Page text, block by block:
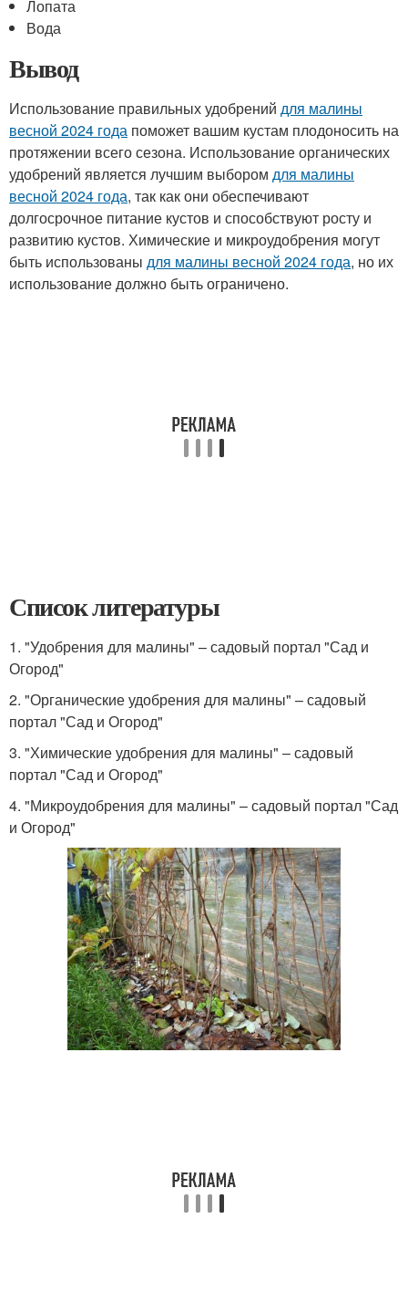
Лопата
Вода
Вывод
Использование правильных удобрений для малины
весной 2024 года поможет вашим кустам плодоносить на
протяжении всего сезона. Использование органических
удобрений является лучшим выбором для малины
весной 2024 года, так как они обеспечивают
долгосрочное питание кустов и способствуют росту и
развитию кустов. Химические и микроудобрения могут
быть использованы для малины весной 2024 года, но их
использование должно быть ограничено.
Список литературы
1. "Удобрения для малины" – садовый портал "Сад и
Огород"
2. "Органические удобрения для малины" – садовый
портал "Сад и Огород"
3. "Химические удобрения для малины" – садовый
портал "Сад и Огород"
4. "Микроудобрения для малины" – садовый портал "Сад
и Огород"